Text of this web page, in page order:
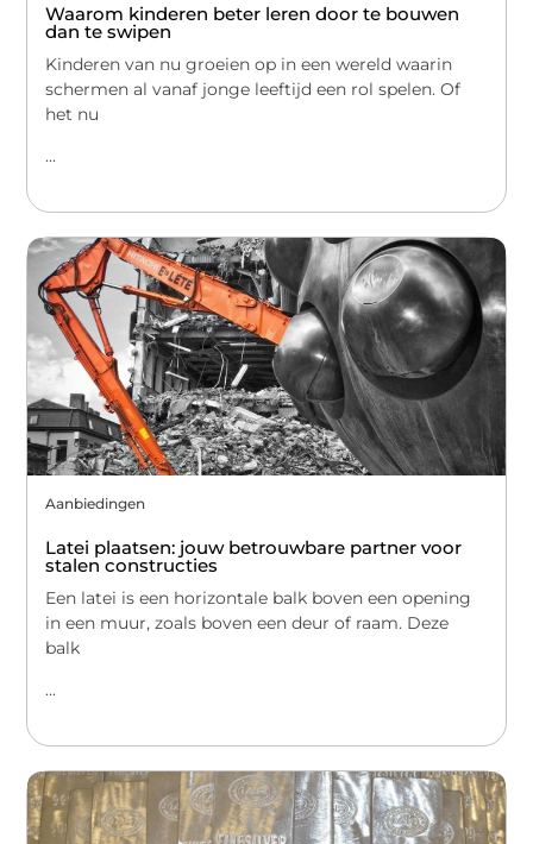
Waarom kinderen beter leren door te bouwen
dan te swipen
Kinderen van nu groeien op in een wereld waarin
schermen al vanaf jonge leeftijd een rol spelen. Of
het nu
...
Aanbiedingen
Latei plaatsen: jouw betrouwbare partner voor
stalen constructies
Een latei is een horizontale balk boven een opening
in een muur, zoals boven een deur of raam. Deze
balk
...